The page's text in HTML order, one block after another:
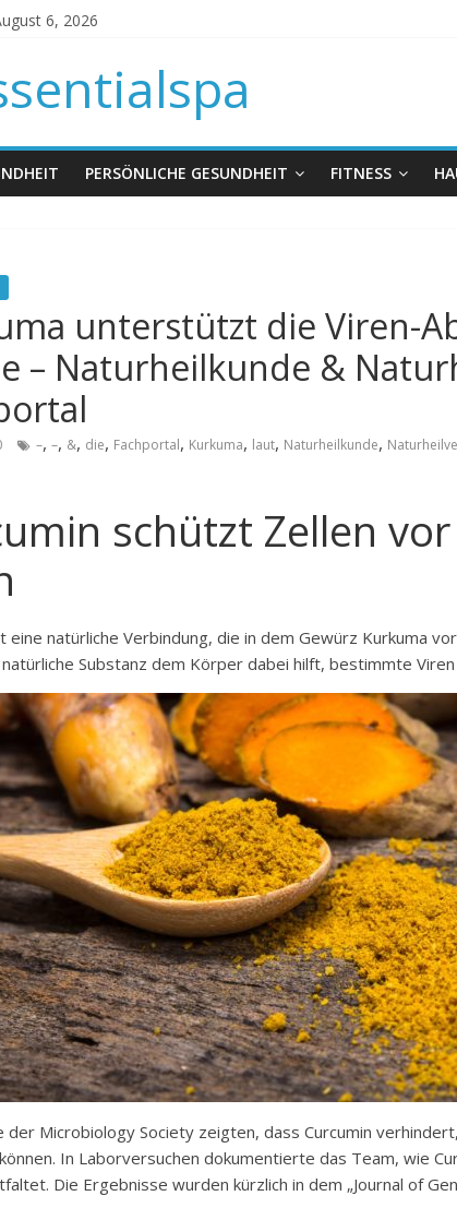
6, 2026
PERSÖNLICHE GESUNDHEIT FITNESS
unterstützt die Viren-
– Naturheilkunde &
–, –, &, die, Fachportal, Kurkuma, laut, Naturheilkunde,
schützt Zellen
eine natürliche Verbindung, die in dem Gewürz Kurkuma
Substanz dem Körper dabei hilft, bestimmte Viren
der Microbiology Society zeigten, dass Curcumin
In Laborversuchen dokumentierte das Team, wie
Die Ergebnisse wurden kürzlich in dem „Journal of